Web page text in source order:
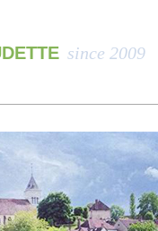
since 2009